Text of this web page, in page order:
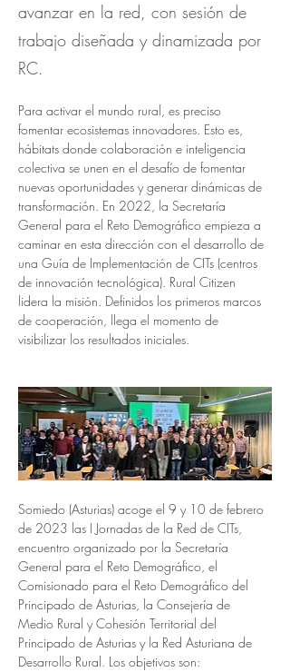
avanzar en la red, con sesión de
trabajo diseñada y dinamizada por
RC.
Para activar el mundo rural, es preciso
fomentar ecosistemas innovadores. Esto es,
hábitats donde colaboración e inteligencia
colectiva se unen en el desafío de fomentar
nuevas oportunidades y generar dinámicas de
transformación. En 2022, la Secretaría
General para el Reto Demográfico empieza a
caminar en esta dirección con el desarrollo de
una Guía de Implementación de CITs (centros
de innovación tecnológica). Rural Citizen
lidera la misión. Definidos los primeros marcos
de cooperación, llega el momento de
visibilizar los resultados iniciales.
Somiedo (Asturias) acoge el 9 y 10 de febrero
de 2023 las I Jornadas de la Red de CITs,
encuentro organizado por la Secretaría
General para el Reto Demográfico, el
Comisionado para el Reto Demográfico del
Principado de Asturias, la Consejería de
Medio Rural y Cohesión Territorial del
Principado de Asturias y la Red Asturiana de
Desarrollo Rural. Los objetivos son: